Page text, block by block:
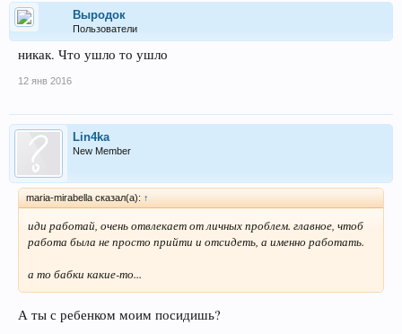
Выродок
Пользователи
никак. Что ушло то ушло
12 янв 2016
Lin4ka
New Member
maria-mirabella сказал(а): ↑
иди работай, очень отвлекает от личных проблем. главное, чтоб
работа была не просто прийти и отсидеть, а именно работать.
а то бабки какие-то...
А ты с ребенком моим посидишь?